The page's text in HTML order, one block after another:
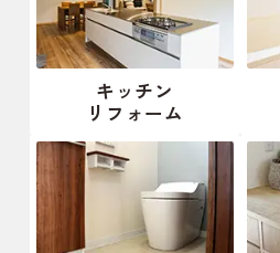
キッチン
リフォーム